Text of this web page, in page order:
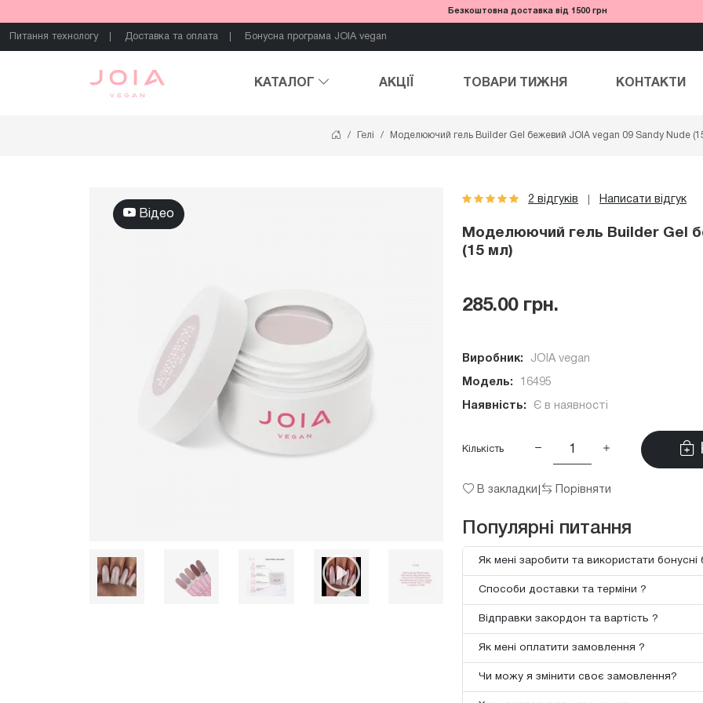
Безкоштовна доставка від 1500 грн
Питання технологу Доставка та оплата Бонусна програма JOIA vegan
КАТАЛОГ АКЦІЇ ТОВАРИ ТИЖНЯ КОНТАКТИ
Гелі Моделюючий гель Builder Gel бежевий JOIA vegan 09 Sandy Nude
Відео
2 відгуків Написати відгук
Моделюючий гель Builder Gel
(15 мл)
285.00 грн.
Виробник: JOIA vegan
Модель: 16495
Наявність: Є в наявності
Кількість
В закладки Порівняти
Популярні питання
Як мені заробити та використати бонусні
Способи доставки та терміни ?
Відправки закордон та вартість ?
Як мені оплатити замовлення ?
Чи можу я змінити своє замовлення?